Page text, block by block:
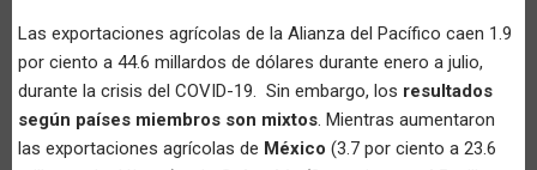
Las exportaciones agrícolas de la Alianza del Pacífico caen 1.9
por ciento a 44.6 millardos de dólares durante enero a julio,
durante la crisis del COVID-19. Sin embargo, los resultados
según países miembros son mixtos. Mientras aumentaron
las exportaciones agrícolas de México (3.7 por ciento a 23.6